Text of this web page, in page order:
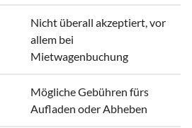
Nicht überall akzeptiert, vor
allem bei
Mietwagenbuchung
Mögliche Gebühren fürs
Aufladen oder Abheben